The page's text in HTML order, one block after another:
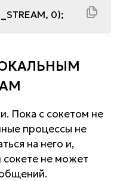
0);
Пока с сокетом не
процессы не
на него и,
сокете не может